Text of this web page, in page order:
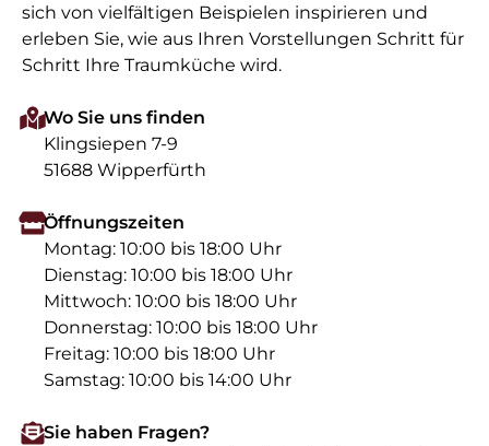
sich von vielfältigen Beispielen inspirieren und
erleben Sie, wie aus Ihren Vorstellungen Schritt für
Schritt Ihre Traumküche wird.
Wo Sie uns finden
Klingsiepen 7-9
51688 Wipperfürth
Öffnungszeiten
Montag: 10:00 bis 18:00 Uhr
Dienstag: 10:00 bis 18:00 Uhr
Mittwoch: 10:00 bis 18:00 Uhr
Donnerstag: 10:00 bis 18:00 Uhr
Freitag: 10:00 bis 18:00 Uhr
Samstag: 10:00 bis 14:00 Uhr
Sie haben Fragen?